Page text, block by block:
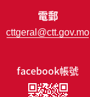
facebook帳號
電郵
cttgeral@ctt.gov.mo